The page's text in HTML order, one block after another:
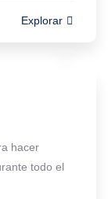
Explorar
hacer
todo el